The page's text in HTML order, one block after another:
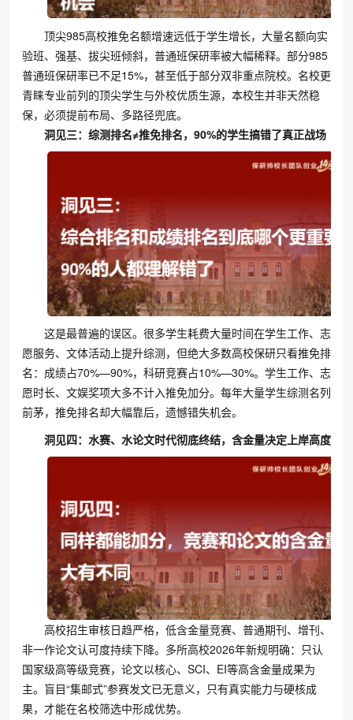
顶尖985高校推免名额增速远低于学生增长，大量名额向实
验班、强基、拔尖班倾斜，普通班保研率被大幅稀释。部分985
普通班保研率已不足15%，甚至低于部分双非重点院校。名校更
青睐专业前列的顶尖学生与外校优质生源，本校生并非天然稳
保，必须提前布局、多路径兜底。
洞见三：综测排名≠推免排名，90%的学生搞错了真正战场
这是最普遍的误区。很多学生耗费大量时间在学生工作、志
愿服务、文体活动上提升综测，但绝大多数高校保研只看推免排
名：成绩占70%—90%，科研竞赛占10%—30%。学生工作、志
愿时长、文娱奖项大多不计入推免加分。每年大量学生综测名列
前茅，推免排名却大幅靠后，遗憾错失机会。
洞见四：水赛、水论文时代彻底终结，含金量决定上岸高度
高校招生审核日趋严格，低含金量竞赛、普通期刊、增刊、
非一作论文认可度持续下降。多所高校2026年新规明确：只认
国家级高等级竞赛，论文以核心、SCI、EI等高含金量成果为
主。盲目“集邮式”参赛发文已无意义，只有真实能力与硬核成
果，才能在名校筛选中形成优势。